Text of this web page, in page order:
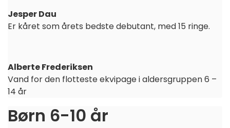
Jesper Dau
Er kåret som årets bedste debutant, med 15 ringe.
Alberte Frederiksen
Vand for den flotteste ekvipage i aldersgruppen 6 –
14 år
Børn 6-10 år